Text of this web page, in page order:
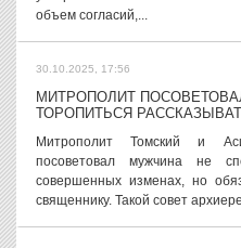
объем согласий,...
30.10.2025, 17:56
МИТРОПОЛИТ
ТОРОПИТЬСЯ
Митрополит Томский и
посоветовал мужчина не
совершенных изменах, но
священнику. Такой совет